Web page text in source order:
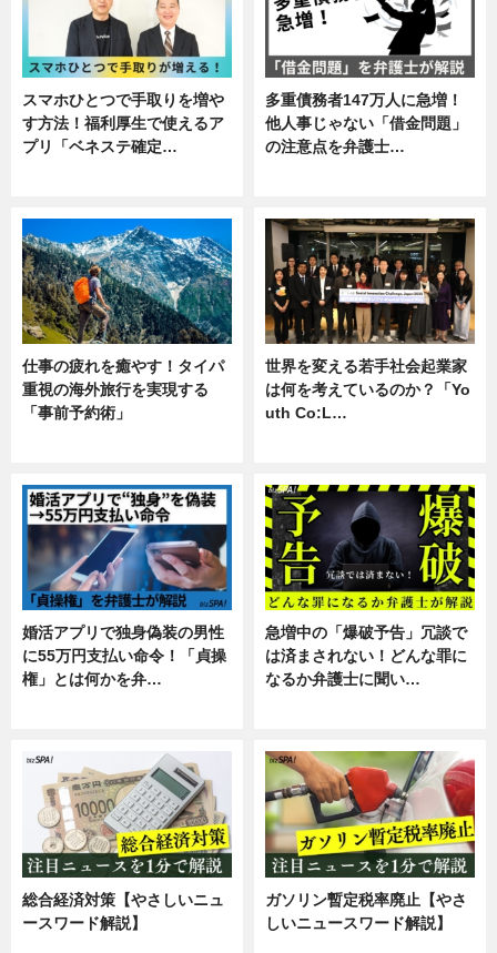
スマホひとつで手取りを増や
す方法！福利厚生で使えるア
プリ「ベネステ確定…
多重債務者147万人に急増！
他人事じゃない「借金問題」
の注意点を弁護士…
仕事の疲れを癒やす！タイパ
重視の海外旅行を実現する
「事前予約術」
世界を変える若手社会起業家
は何を考えているのか？「Yo
uth Co:L…
婚活アプリで独身偽装の男性
に55万円支払い命令！「貞操
権」とは何かを弁…
急増中の「爆破予告」冗談で
は済まされない！どんな罪に
なるか弁護士に聞い…
総合経済対策【やさしいニュ
ースワード解説】
ガソリン暫定税率廃止【やさ
しいニュースワード解説】